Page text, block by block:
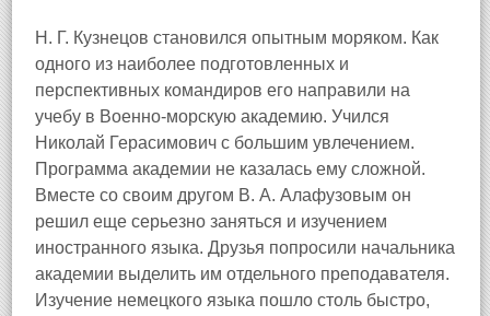
Н. Г. Кузнецов становился опытным моряком. Как
одного из наиболее подготовленных и
перспективных командиров его направили на
учебу в Военно-морскую академию. Учился
Николай Герасимович с большим увлечением.
Программа академии не казалась ему сложной.
Вместе со своим другом В. А. Алафузовым он
решил еще серьезно заняться и изучением
иностранного языка. Друзья попросили начальника
академии выделить им отдельного преподавателя.
Изучение немецкого языка пошло столь быстро,